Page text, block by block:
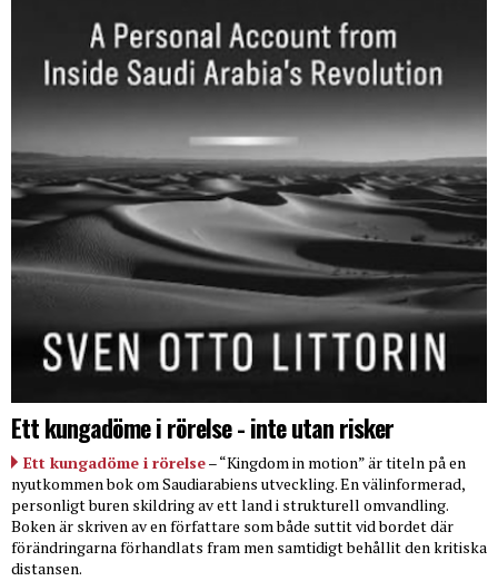
Ett kungadöme i rörelse - inte utan risker
Ett kungadöme i rörelse– “Kingdom in motion” är titeln på en
nyutkommen bok om Saudiarabiens utveckling. En välinformerad,
personligt buren skildring av ett land i strukturell omvandling.
Boken är skriven av en författare som både suttit vid bordet där
förändringarna förhandlats fram men samtidigt behållit den kritiska
distansen.